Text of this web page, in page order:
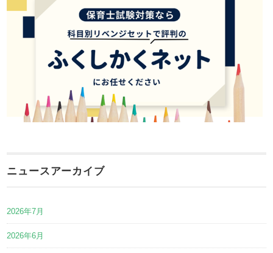
ニュースアーカイブ
2026年7月
2026年6月